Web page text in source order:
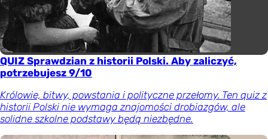
QUIZ Sprawdzian z historii Polski. Aby zaliczyć,
potrzebujesz 9/10
Królowie, bitwy, powstania i polityczne przełomy. Ten quiz z
historii Polski nie wymaga znajomości drobiazgów, ale
solidne szkolne podstawy będą niezbędne.